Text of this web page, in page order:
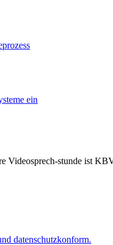
ein
Videosprech-stunde ist
datenschutzkonform.